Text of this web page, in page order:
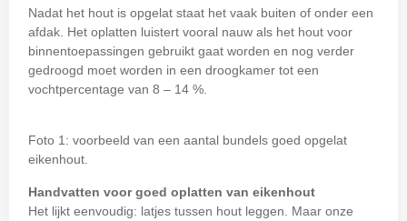
Nadat het hout is opgelat staat het vaak buiten of onder een
afdak. Het oplatten luistert vooral nauw als het hout voor
binnentoepassingen gebruikt gaat worden en nog verder
gedroogd moet worden in een droogkamer tot een
vochtpercentage van 8 – 14 %.
Foto 1: voorbeeld van een aantal bundels goed opgelat
eikenhout.
Handvatten voor goed oplatten van eikenhout
Het lijkt eenvoudig: latjes tussen hout leggen. Maar onze